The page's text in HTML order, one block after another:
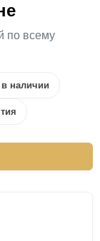
по всему
в наличии